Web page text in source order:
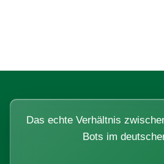
Das echte Verhältnis
Bots im